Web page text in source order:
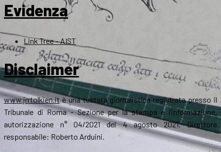
Evidenza
Link Tree – AIST
Disclaimer
www.jrrtolkien.itè una testata giornalistica registrata presso il
Tribunale di Roma - Sezione per la stampa e l’informazione,
autorizzazione n° 04/2021 del 4 agosto 2021. Direttore
responsabile: Roberto Arduini.